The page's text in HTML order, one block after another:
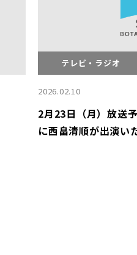
テレビ・ラジオ
2026.02.10
2月23日（月）放送
に西畠清順が出演い